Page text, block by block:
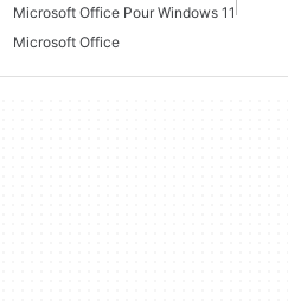
Microsoft Office Pour Windows 11
Microsoft Office